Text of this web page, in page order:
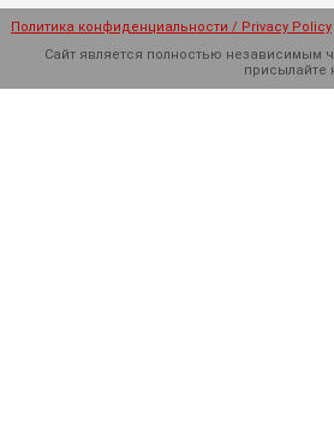
Политика конфиденциальности / Privacy Policy
Сайт является полностью независимым
присылайте